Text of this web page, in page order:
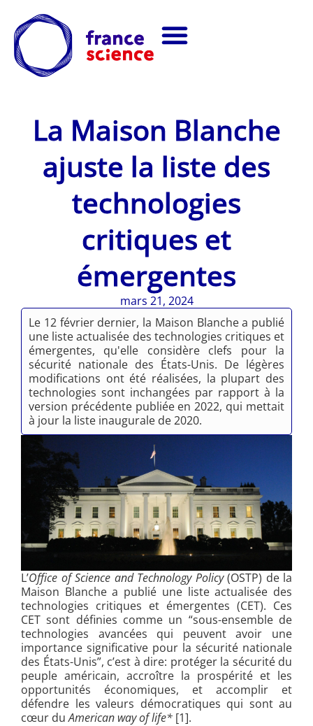
La Maison Blanche
ajuste la liste des
technologies
critiques et
émergentes
mars 21, 2024
Le 12 février dernier, la Maison Blanche a publié
une liste actualisée des technologies critiques et
émergentes, qu'elle considère clefs pour la
sécurité nationale des États-Unis. De légères
modifications ont été réalisées, la plupart des
technologies sont inchangées par rapport à la
version précédente publiée en 2022, qui mettait
à jour la liste inaugurale de 2020.
L’Office of Science and Technology Policy(OSTP) de la
Maison Blanche a publié une liste actualisée des
technologies critiques et émergentes (CET). Ces
CET sont définies comme un “sous-ensemble de
technologies avancées qui peuvent avoir une
importance significative pour la sécurité nationale
des États-Unis”, c’est à dire: protéger la sécurité du
peuple américain, accroître la prospérité et les
opportunités économiques, et accomplir et
défendre les valeurs démocratiques qui sont au
cœur duAmerican way of life* [1].